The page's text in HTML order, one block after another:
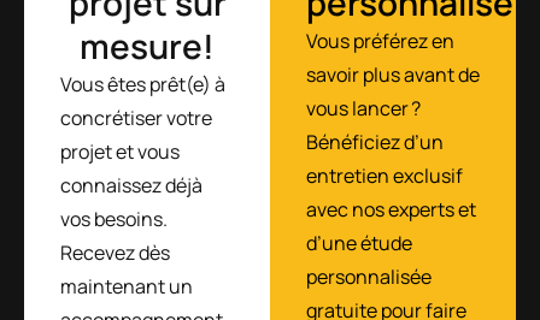
mesure!
Vous êtes prêt(e) à
concrétiser votre
projet et vous
connaissez déjà
vos besoins.
Recevez dès
maintenant un
Vous préférez en
savoir plus avant de
vous lancer ?
Bénéficiez d’un
entretien exclusif
avec nos experts et
d’une étude
personnalisée
gratuite pour faire